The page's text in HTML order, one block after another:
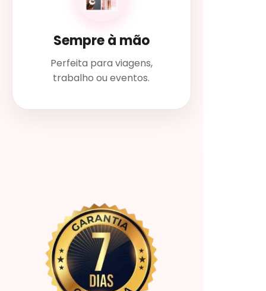
Sempre à mão
Perfeita para viagens,
trabalho ou eventos.